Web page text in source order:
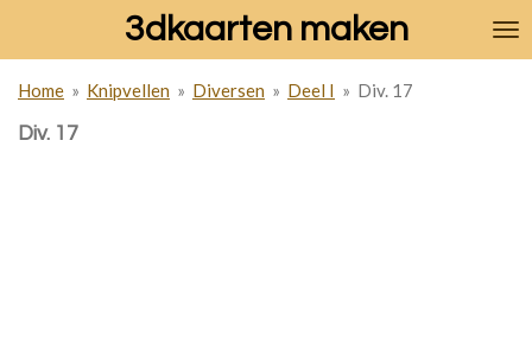
de
hoofdinhoud
3dkaarten maken
Home » Knipvellen » Diversen » Deel I » Div. 17
Div. 17